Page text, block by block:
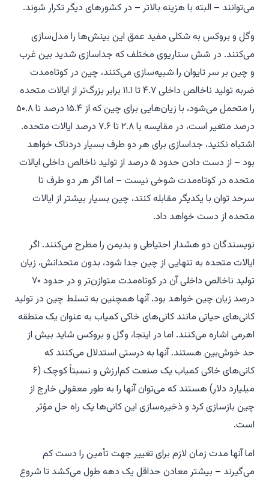
می‌توانند – البته با هزینه بالاتر – در کشورهای دیگر تکرار شوند.
وگل و بروکس به شکلی مفید عمق این بینش‌ها را مدل‌سازی
می‌کنند. در شش سناریوی مختلف که جداسازی شدید بین غرب
و چین بر سر تایوان را شبیه‌سازی می‌کنند، چین در کوتاه‌مدت
ضربه تولید ناخالص داخلی ۴.۷ تا ۱۱.۱ برابر بزرگ‌تر از ایالات متحده
را متحمل می‌شود، با زیان‌هایی برای چین که از ۱۵.۴ درصد تا ۵۰.۸
درصد متغیر است، در مقایسه با ۲.۸ تا ۷.۶ درصد ایالات متحده.
اشتباه نکنید، جداسازی برای هر دو طرف بسیار دردناک خواهد
بود – از دست دادن حدود ۵ درصد از تولید ناخالص داخلی ایالات
متحده در کوتاه‌مدت شوخی نیست – اما اگر هر دو طرف تا
سرحد توان با یکدیگر مقابله کنند، چین بسیار بیشتر از ایالات
متحده از دست خواهد داد.
نویسندگان دو هشدار احتیاطی و بدیمن را مطرح می‌کنند. اگر
ایالات متحده به تنهایی از چین جدا شود، بدون متحدانش، زیان
تولید ناخالص داخلی آن در کوتاه‌مدت متوازن‌تر و در حدود ۷۰
درصد زیان چین خواهد بود. آنها همچنین به تسلط چین در تولید
کانی‌های حیاتی مانند کانی‌های خاکی کمیاب به عنوان یک منطقه
اهرمی اشاره می‌کنند. اما در اینجا، وگل و بروکس شاید بیش از
حد خوش‌بین هستند. آنها به درستی استدلال می‌کنند که
کانی‌های خاکی کمیاب یک صنعت کم‌ارزش و نسبتاً کوچک (۶
میلیارد دلار) هستند که می‌توان آنها را به طور معقولی خارج از
چین بازسازی کرد و ذخیره‌سازی این کانی‌ها یک راه حل مؤثر
است.
اما آنها مدت زمان لازم برای تغییر جهت تأمین را دست کم
می‌گیرند – بیشتر معادن حداقل یک دهه طول می‌کشد تا شروع